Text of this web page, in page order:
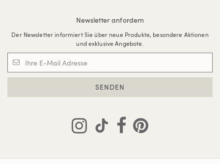
Newsletter anfordern
Der Newsletter informiert Sie über neue Produkte, besondere Aktionen
und exklusive Angebote.
SENDEN